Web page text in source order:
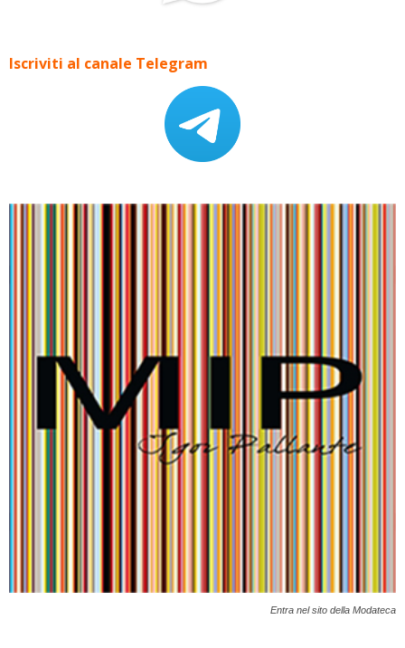
Iscriviti al canale Telegram
Entra nel sito della Modateca